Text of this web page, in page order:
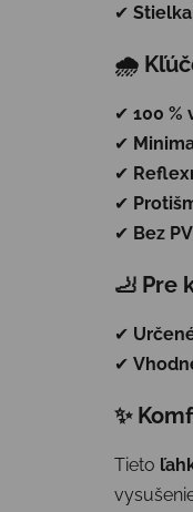
✔
🌧
✔ 100 %
✔
✔
✔
✔ Bez
🦶 Pre
✔
✔
✨
Tieto